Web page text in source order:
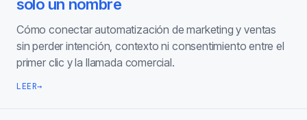
solo un nombre
Cómo conectar automatización de marketing y ventas
sin perder intención, contexto ni consentimiento entre el
primer clic y la llamada comercial.
LEER→